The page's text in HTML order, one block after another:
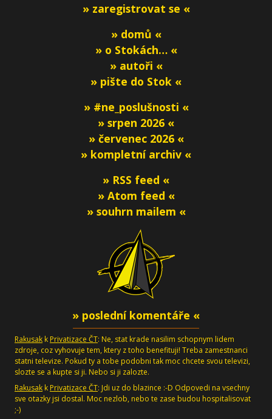
» zaregistrovat se «
» domů «
» o Stokách… «
» autoři «
» pište do Stok «
» #ne_poslušnosti «
» srpen 2026 «
» červenec 2026 «
» kompletní archiv «
» RSS feed «
» Atom feed «
» souhrn mailem «
» poslední komentáře «
Rakusak k Privatizace ČT: Ne, stat krade nasilim schopnym lidem
zdroje, coz vyhovuje tem, ktery z toho benefituji! Treba zamestnanci
statni televize. Pokud ty a tobe podobni tak moc chcete svou televizi,
slozte se a kupte si ji. Nebo si ji zalozte.
Rakusak k Privatizace ČT: Jdi uz do blazince :-D Odpovedi na vsechny
sve otazky jsi dostal. Moc nezlob, nebo te zase budou hospitalisovat
;-)